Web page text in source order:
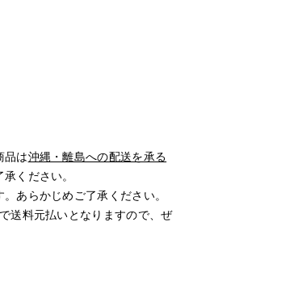
品は沖縄・離島への配送を承る
ください。
あらかじめご了承ください。
送料元払いとなりますので、ぜ